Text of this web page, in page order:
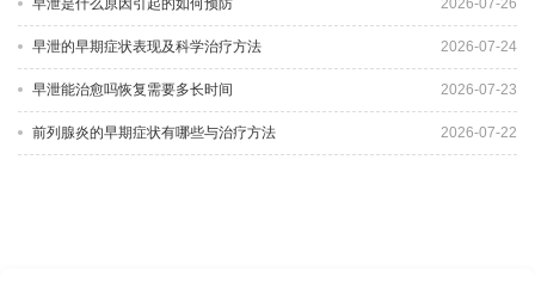
早泄是什么原因引起的如何预防 2026-07-26
早泄的早期症状表现及科学治疗方法 2026-07-24
早泄能治愈吗恢复需要多长时间 2026-07-23
前列腺炎的早期症状有哪些与治疗方法 2026-07-22